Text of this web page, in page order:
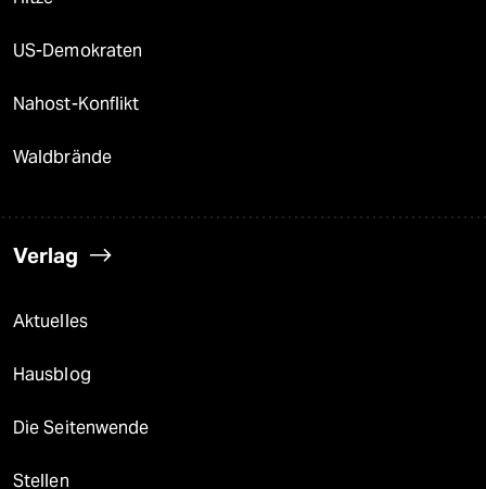
US-Demokraten
Nahost-Konflikt
Waldbrände
Verlag
Aktuelles
Hausblog
Die Seitenwende
Stellen